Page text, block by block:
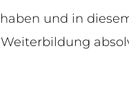
und in